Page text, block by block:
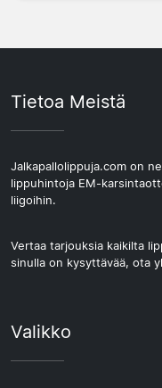
Tietoa Meistä
Jalkapallolippuja.com on
lippuhintoja EM-
liigoihin.
Vertaa tarjouksia kaikilta
sinulla on kysyttävää, ota
Valikko